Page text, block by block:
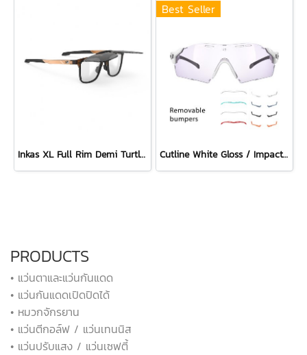
Inkas XL Full Rim Demi Turtle - Smoke Black
Best Seller
Cutline White Gloss / ImpactX Photochromic 2 Laser Purple with bumpers set
PRODUCTS
• แว่นตาและแว่นกันแดด
• แว่นกันแดดเปิดปิดได้
• หมวกจักรยาน
• แว่นตีกอล์ฟ / แว่นเทนนิส
• แว่นปรับแสง / แว่นเซฟตี้